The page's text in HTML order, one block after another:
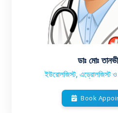
ডাঃ মোঃ
ইউরোলজিস্ট, এড্রোলজিস্ট ও
Book